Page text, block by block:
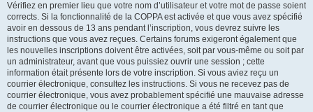
Vérifiez en premier lieu que votre nom d’utilisateur et votre mot de passe soient
corrects. Si la fonctionnalité de la COPPA est activée et que vous avez spécifié
avoir en dessous de 13 ans pendant l’inscription, vous devrez suivre les
instructions que vous avez reçues. Certains forums exigeront également que
les nouvelles inscriptions doivent être activées, soit par vous-même ou soit par
un administrateur, avant que vous puissiez ouvrir une session ; cette
information était présente lors de votre inscription. Si vous aviez reçu un
courrier électronique, consultez les instructions. Si vous ne recevez pas de
courrier électronique, vous avez probablement spécifié une mauvaise adresse
de courrier électronique ou le courrier électronique a été filtré en tant que